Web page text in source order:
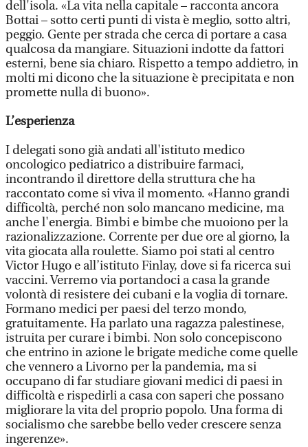
dell'isola. «La vita nella capitale – racconta ancora
Bottai – sotto certi punti di vista è meglio, sotto altri,
peggio. Gente per strada che cerca di portare a casa
qualcosa da mangiare. Situazioni indotte da fattori
esterni, bene sia chiaro. Rispetto a tempo addietro, in
molti mi dicono che la situazione è precipitata e non
promette nulla di buono».
L’esperienza
I delegati sono già andati all'istituto medico
oncologico pediatrico a distribuire farmaci,
incontrando il direttore della struttura che ha
raccontato come si viva il momento. «Hanno grandi
difficoltà, perché non solo mancano medicine, ma
anche l'energia. Bimbi e bimbe che muoiono per la
razionalizzazione. Corrente per due ore al giorno, la
vita giocata alla roulette. Siamo poi stati al centro
Victor Hugo e all’istituto Finlay, dove si fa ricerca sui
vaccini. Verremo via portandoci a casa la grande
volontà di resistere dei cubani e la voglia di tornare.
Formano medici per paesi del terzo mondo,
gratuitamente. Ha parlato una ragazza palestinese,
istruita per curare i bimbi. Non solo concepiscono
che entrino in azione le brigate mediche come quelle
che vennero a Livorno per la pandemia, ma si
occupano di far studiare giovani medici di paesi in
difficoltà e rispedirli a casa con saperi che possano
migliorare la vita del proprio popolo. Una forma di
socialismo che sarebbe bello veder crescere senza
ingerenze».